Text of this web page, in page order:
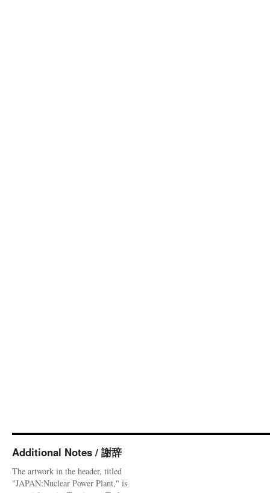
Additional Notes / 謝辞
The artwork in the header, titled
"JAPAN:Nuclear Power Plant," is